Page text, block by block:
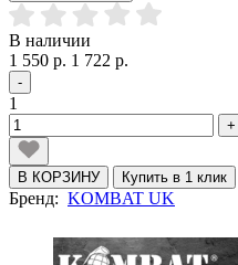
В наличии
1 550 р. 1 722 р.
-
1
+
В КОРЗИНУ Купить в 1 клик
Бренд: KOMBAT UK